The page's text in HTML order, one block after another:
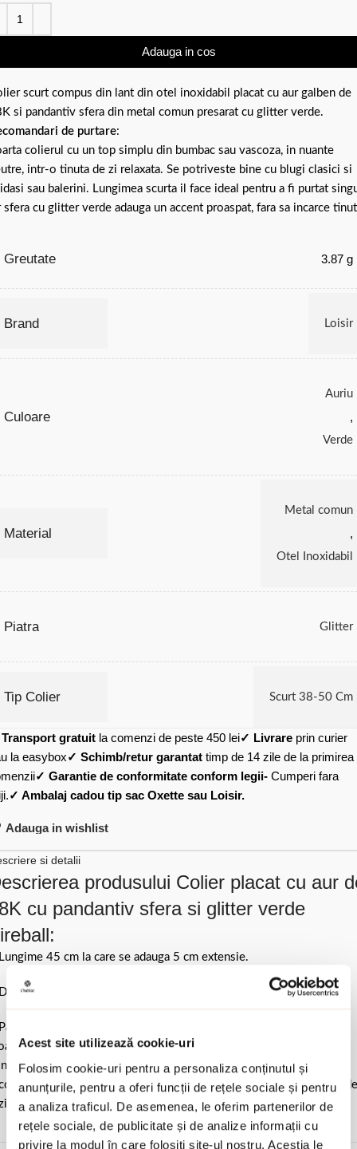
Acest site utilizează cookie-uri
Folosim cookie-uri pentru a personaliza conținutul și
anunțurile, pentru a oferi funcții de rețele sociale și pentru
a analiza traficul. De asemenea, le oferim partenerilor de
rețele sociale, de publicitate și de analize informații cu
privire la modul în care folosiți site-ul nostru. Aceștia le
Adauga in cos
scurt compus din lant din otel inoxidabil placat cu aur galben de
si pandantiv sfera din metal comun presarat cu glitter verde.
de purtare:
colierul cu un top simplu din bumbac sau vascoza, in nuante
intr-o tinuta de zi relaxata. Se potriveste bine cu blugi clasici si
sau balerini. Lungimea scurta il face ideal pentru a fi purtat
sfera cu glitter verde adauga un accent proaspat, fara sa incarce
Greutate 3.87 g
Brand Loisir
Culoare
Auriu
,
Verde
Material
Metal comun
,
Otel Inoxidabil
Piatra Glitter
Tip Colier Scurt 38-50 Cm
Transport gratuit la comenzi de peste 450 lei✓ Livrare prin curier
la easybox✓ Schimb/retur garantat timp de 14 zile de la primirea
✓ Garantie de conformitate conform legii- Cumperi fara
✓ Ambalaj cadou tip sac Oxette sau Loisir.
Adauga in wishlist
si detalii
produsului Colier placat cu aur
cu pandantiv sfera si glitter verde
45 cm la care se adauga 5 cm extensie.
pandantiv 0.8 cm.
bijuteria in ambalajul original sau intr-un saculet de catifea
pentru a evita frecarea sau lovirea de alte materiale. Evitati
cu apa si produsele cosmetice. Dupa fiecare purtare este
sa o lustruiti cu o laveta curata pentru a evita depunerea de